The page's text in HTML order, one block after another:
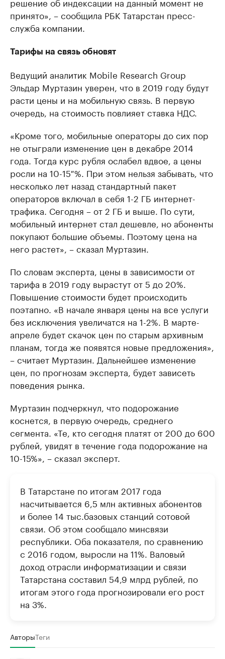
принято», – сообщила РБК Татарстан пресс-
служба компании.
Тарифы на связь обновят
Ведущий аналитик Mobile Research Group
Эльдар Муртазин уверен, что в 2019 году будут
расти цены и на мобильную связь. В первую
очередь, на стоимость повлияет ставка НДС.
«Кроме того, мобильные операторы до сих пор
не отыграли изменение цен в декабре 2014
года. Тогда курс рубля ослабел вдвое, а цены
росли на 10-15 %. При этом нельзя забывать, что
несколько лет назад стандартный пакет
операторов включал в себя 1-2 ГБ интернет-
трафика. Сегодня – от 2 ГБ и выше. По сути,
мобильный интернет стал дешевле, но абоненты
покупают большие объемы. Поэтому цена на
него растет», – сказал Муртазин.
По словам эксперта, цены в зависимости от
тарифа в 2019 году вырастут от 5 до 20%.
Повышение стоимости будет происходить
поэтапно. «В начале января цены на все услуги
без исключения увеличатся на 1-2%. В марте-
апреле будет скачок цен по старым архивным
планам, тогда же появятся новые предложения»,
– считает Муртазин. Дальнейшее изменение
цен, по прогнозам эксперта, будет зависеть
поведения рынка.
Муртазин подчеркнул, что подорожание
коснется, в первую очередь, среднего
сегмента. «Те, кто сегодня платят от 200 до 600
рублей, увидят в течение года подорожание на
10-15%», – сказал эксперт.
В Татарстане по итогам 2017 года
насчитывается 6,5 млн активных абонентов
и более 14 тыс.базовых станций сотовой
связи. Об этом сообщало минсвязи
республики. Оба показателя, по сравнению
с 2016 годом, выросли на 11%. Валовый
доход отрасли информатизации и связи
Татарстана составил 54,9 млрд рублей, по
итогам этого года прогнозировали его рост
на 3%.
АвторыТеги